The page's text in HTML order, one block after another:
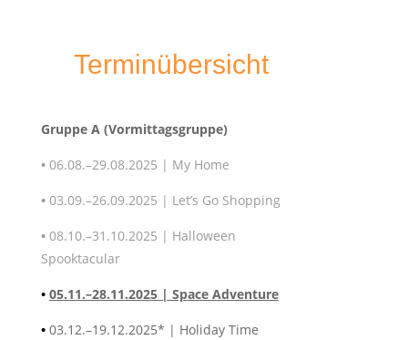
Terminübersicht
Gruppe A (Vormittagsgruppe)
• 06.08.–29.08.2025 | My Home
• 03.09.–26.09.2025 | Let’s Go Shopping
• 08.10.–31.10.2025 | Halloween
Spooktacular
• 05.11.–28.11.2025 | Space Adventure
• 03.12.–19.12.2025* | Holiday Time